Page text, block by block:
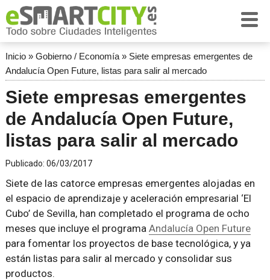
Inicio» Gobierno / Economía» Siete empresas emergentes de
Andalucía Open Future, listas para salir al mercado
Siete empresas emergentes
de Andalucía Open Future,
listas para salir al mercado
Publicado: 06/03/2017
Siete de las catorce empresas emergentes alojadas en
el espacio de aprendizaje y aceleración empresarial ‘El
Cubo’ de Sevilla, han completado el programa de ocho
meses que incluye el programa Andalucía Open Future
para fomentar los proyectos de base tecnológica, y ya
están listas para salir al mercado y consolidar sus
productos.